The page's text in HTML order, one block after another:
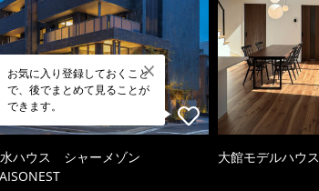
お気に入り登録しておくこと
で、後でまとめて見ることが
できます。
ハウス シャーメゾン
大館モデルハウス